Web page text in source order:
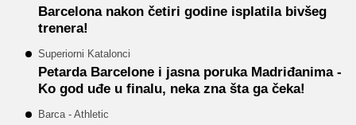
Barcelona nakon četiri godine isplatila bivšeg
trenera!
Superiorni Katalonci
Petarda Barcelone i jasna poruka Madriđanima -
Ko god uđe u finalu, neka zna šta ga čeka!
Barca - Athletic